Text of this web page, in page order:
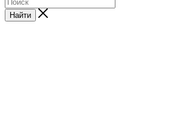
Найти